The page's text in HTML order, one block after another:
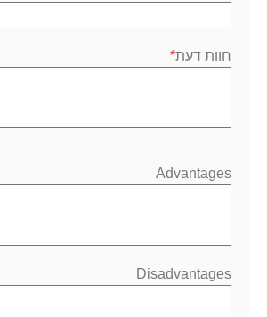
חוות דעת
Advantages
Disadvantages